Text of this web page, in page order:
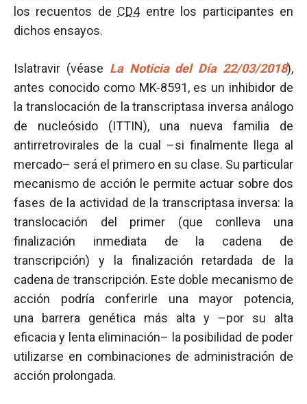
los recuentos de CD4entre los participantes en
dichos ensayos.
Islatravir (véase La Noticia del Día 22/03/2018),
antes conocido como MK-8591, es un inhibidor de
la translocación de la transcriptasa inversa análogo
de nucleósido (ITTIN), una nueva familia de
antirretrovirales de la cual –si finalmente llega al
mercado– será el primero en su clase. Su particular
mecanismo de acción le permite actuar sobre dos
fases de la actividad de la transcriptasa inversa: la
translocación del primer (que conlleva una
finalización inmediata de la cadena de
transcripción) y la finalización retardada de la
cadena de transcripción. Este doble mecanismo de
acción podría conferirle una mayor potencia,
una barrera genética más alta y –por su alta
eficacia y lenta eliminación– la posibilidad de poder
utilizarse en combinaciones de administración de
acción prolongada.